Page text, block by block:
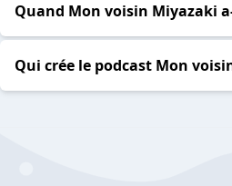
Quand Mon voisin Miyazaki
Qui crée le podcast Mon